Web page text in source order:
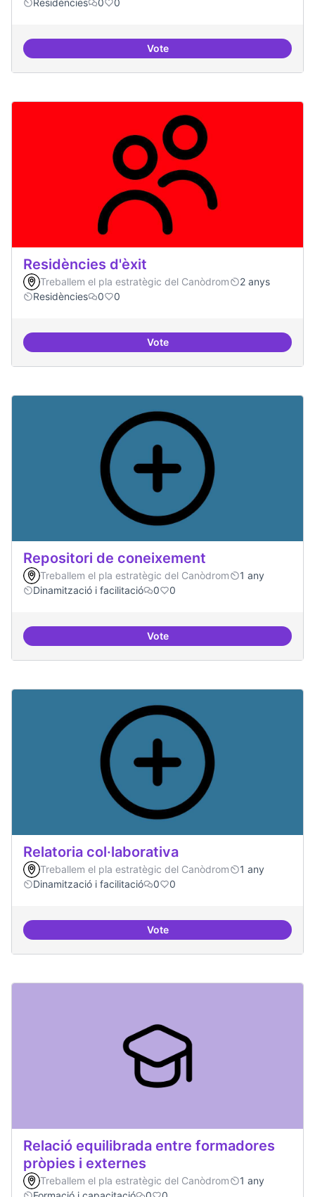
Residències 0 0
VoteResidències i governança
Residències d'èxit
Treballem el pla estratègic del Canòdrom
2 anys
Residències
0 0
VoteResidències d'èxit
Repositori de coneixement
Treballem el pla estratègic del Canòdrom
1 any
Dinamització i facilitació
0 0
VoteRepositori de coneixement
Relatoria col·laborativa
Treballem el pla estratègic del Canòdrom
1 any
Dinamització i facilitació
0 0
VoteRelatoria col·laborativa
Relació equilibrada entre formadores
pròpies i externes
Treballem el pla estratègic del Canòdrom
1 any